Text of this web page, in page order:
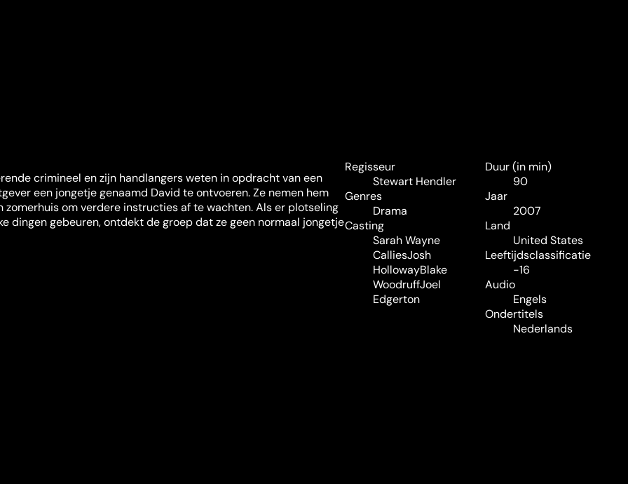
crimineel en zijn handlangers weten in opdracht van een
een jongetje genaamd David te ontvoeren. Ze nemen hem
zomerhuis om verdere instructies af te wachten. Als er plotseling
dingen gebeuren, ontdekt de groep dat ze geen normaal jongetje
Regisseur
Stewart Hendler
Genres
Drama
Casting
Sarah Wayne
CalliesJosh
HollowayBlake
WoodruffJoel
Edgerton
Duur (in min)
90
Jaar
2007
Land
United States
Leeftijdsclassificatie
-16
Audio
Engels
Ondertitels
Nederlands